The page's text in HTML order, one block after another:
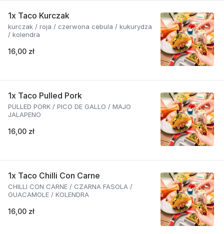
1x Taco Kurczak
kurczak / roja / czerwona cebula / kukurydza
/ kolendra
16,00 zł
1x Taco Pulled Pork
PULLED PORK / PICO DE GALLO / MAJO
JALAPENO
16,00 zł
1x Taco Chilli Con Carne
CHILLI CON CARNE / CZARNA FASOLA /
GUACAMOLE / KOLENDRA
16,00 zł